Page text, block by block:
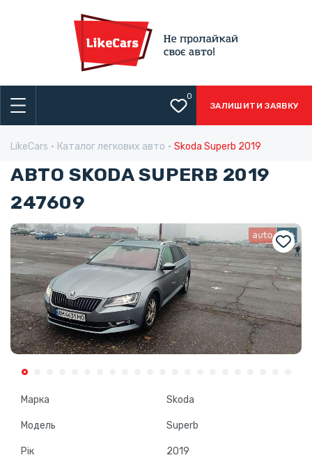
0
ЗАЛИШИТИ ЗАЯВКУ
LikeCars Каталог легкових авто Skoda Superb 2019
АВТО SKODA SUPERB 2019
247609
Марка Skoda
Модель Superb
Рік 2019